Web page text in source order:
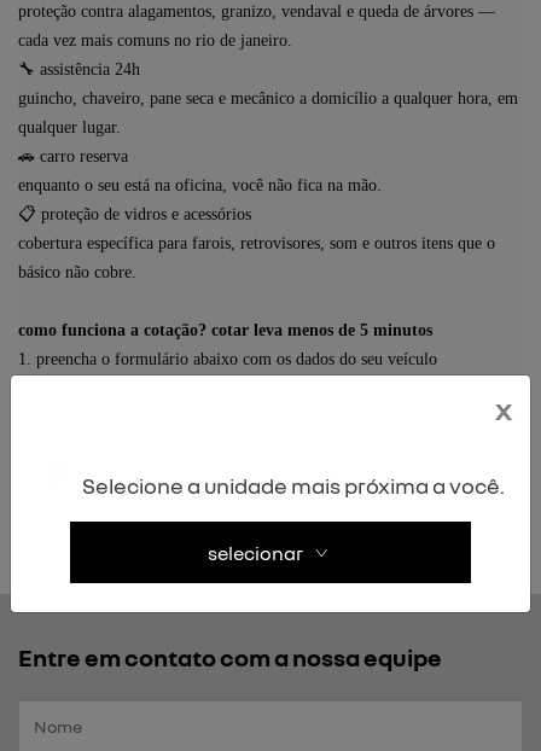
proteção contra alagamentos, granizo, vendaval e queda de árvores —
cada vez mais comuns no rio de janeiro.
🔧 assistência 24h
guincho, chaveiro, pane seca e mecânico a domicílio a qualquer hora, em
qualquer lugar.
🚗 carro reserva
enquanto o seu está na oficina, você não fica na mão.
📋 proteção de vidros e acessórios
cobertura específica para farois, retrovisores, som e outros itens que o
básico não cobre.
como funciona a cotação? cotar leva menos de 5 minutos
1. preencha o formulário abaixo com os dados do seu veículo
Entre em contato com a nossa equipe
x
Selecione a unidade mais próxima a você.
selecionar